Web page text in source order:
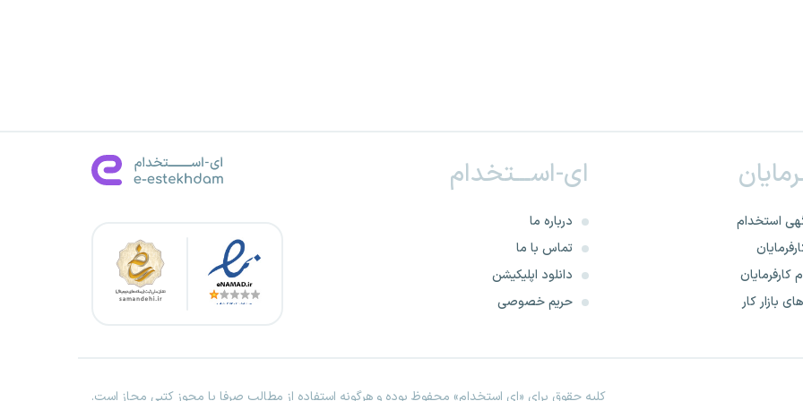
استخدام
کارفرمایان
بازار کار
ای-اســـتخدام
درباره ما
تماس با ما
دانلود اپلیکیشن
حریم خصوصی
کلیه حقوق برای «ای استخدام» محفوظ بوده و هرگونه استفاده از مطالب صرفا با مجوز کتبی مجاز است.